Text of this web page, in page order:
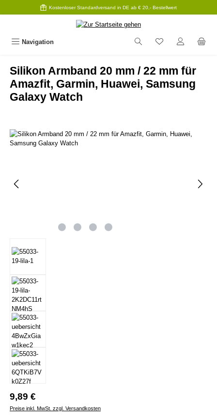
Zum Hauptinhalt springenKostenloser Standardversand in DE ab € 20,- Bestellwert
Navigation
Silikon Armband 20 mm / 22 mm für
Amazfit, Garmin, Huawei, Samsung
Galaxy Watch
Bildergalerie überspringen
Regulärer Preis:
9,89 €
Preise inkl. MwSt. zzgl. Versandkosten